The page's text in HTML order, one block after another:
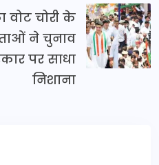
चोरी के
ने चुनाव
पर साधा
निशाना